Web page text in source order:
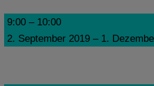
9:00 – 10:00
2. September 2019 – 1.